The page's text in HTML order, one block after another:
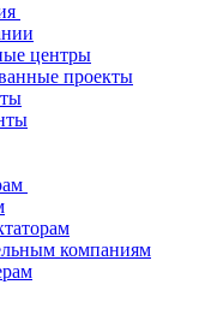
центры
проекты
компаниям